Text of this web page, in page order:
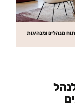
מנהלים ומנהיגות